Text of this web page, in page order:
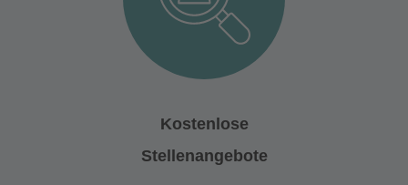
Kostenlose
Stellenangebote